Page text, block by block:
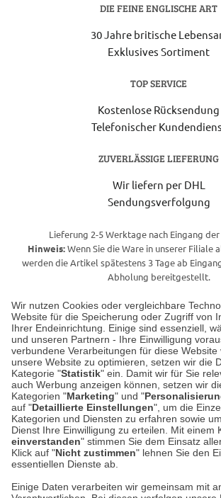
Wir nutzen Cookies oder vergleichbare
Website für die Speicherung oder Zugriff von
Ihrer Endeinrichtung. Einige sind essenziell,
und unseren Partnern - Ihre Einwilligung
verbundene Verarbeitungen für diese Website
unsere Website zu optimieren, setzen wir die
Kategorie "Statistik" ein. Damit wir für Sie
auch Werbung anzeigen können, setzen wir
Kategorien "Marketing" und "
auf "Detaillierte Einstellungen", um die
Kategorien und Diensten zu erfahren sowie
Dienst Ihre Einwilligung zu erteilen. Mit einem
einverstanden" stimmen Sie dem Einsatz
Klick auf "Nicht zustimmen" lehnen Sie den
essentiellen Dienste ab.
Einige Daten verarbeiten wir gemeinsam mit
DIE FEINE ENGLISCHE ART
30 Jahre britische
Exklusives Sortiment
TOP SERVICE
Kostenlose Rücksendung
Telefonischer
ZUVERLÄSSIGE LIEFERUNG
Wir liefern per DHL
Sendungsverfolgung
Lieferung 2-5 Werktage nach Eingang
Hinweis:Wenn Sie die Ware in unserer Filiale
werden die Artikel spätestens 3 Tage ab
Abholung bereitgestellt.
Unser Geschäft in
Auf dem Steinbüchel 6
53340 Meckenheim
Montag bis Samstag 9:00 Uhr bis
weitere Information
Hier finden Sie uns im Netz